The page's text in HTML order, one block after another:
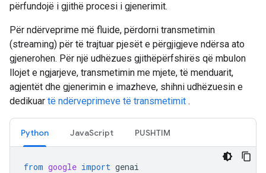
përfundojë i gjithë procesi i gjenerimit.
Për ndërveprime më fluide, përdorni transmetimin
(streaming) për të trajtuar pjesët e përgjigjeve ndërsa ato
gjenerohen. Për një udhëzues gjithëpërfshirës që mbulon
llojet e ngjarjeve, transmetimin me mjete, të menduarit,
agjentët dhe gjenerimin e imazheve, shihni udhëzuesin e
dedikuar të ndërveprimeve të transmetimit .
Python JavaScript PUSHTIM
from google import genai